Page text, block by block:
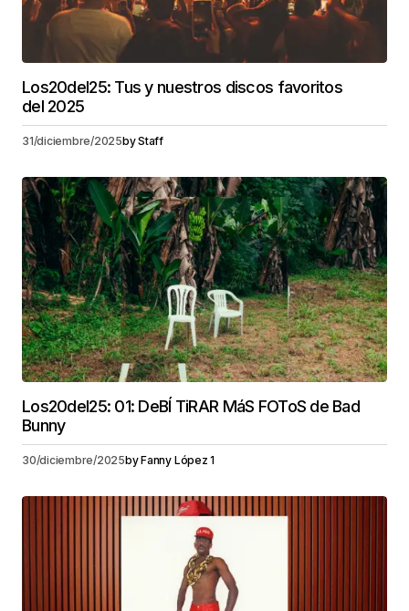
Los20del25: Tus y nuestros discos favoritos
del 2025
31/diciembre/2025byStaff
Los20del25: 01: DeBÍ TiRAR MáS FOToS de Bad
Bunny
30/diciembre/2025byFanny López 1